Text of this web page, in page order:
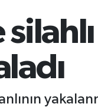
13.703 %11